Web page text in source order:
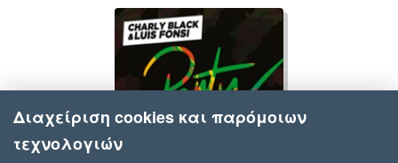
Διαχείριση cookies και παρόμοιων
τεχνολογιών